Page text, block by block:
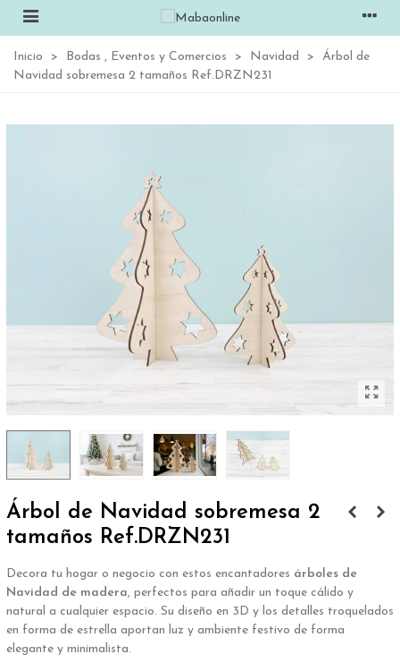
Inicio > Bodas , Eventos y Comercios > Navidad >
Árbol de
Navidad sobremesa 2 tamaños Ref.DRZN231
Árbol de Navidad sobremesa 2
tamaños Ref.DRZN231
Decora tu hogar o negocio con estos encantadores árboles de
Navidad de madera, perfectos para añadir un toque cálido y
natural a cualquier espacio. Su diseño en 3D y los detalles troquelados
en forma de estrella aportan luz y ambiente festivo de forma
elegante y minimalista.